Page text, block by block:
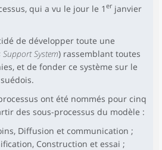
qui a vu le jour le 1 erjanvier
de développer toute une
Support System) rassemblant toutes
et de fonder ce système sur le
ont été nommés pour cinq
des sous-processus du modèle :
Diffusion et communication ;
Construction et essai ;